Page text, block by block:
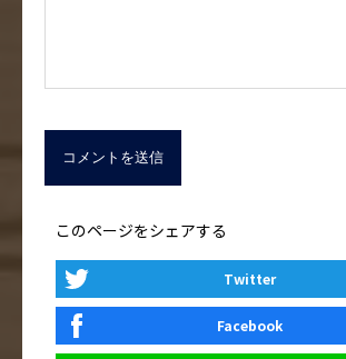
このページをシェアする
Twitter
Facebook